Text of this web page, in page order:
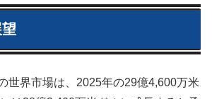
世界市場は、2025年の29億4,600万米